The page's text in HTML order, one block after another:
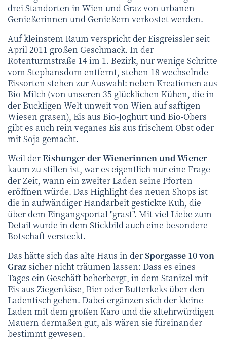
drei Standorten in Wien und Graz von urbanen
Genießerinnen und Genießern verkostet werden.
Auf kleinstem Raum verspricht der Eisgreissler seit
April 2011 großen Geschmack. In der
Rotenturmstraße 14 im 1. Bezirk, nur wenige Schritte
vom Stephansdom entfernt, stehen 18 wechselnde
Eissorten stehen zur Auswahl: neben Kreationen aus
Bio-Milch (von unseren 35 glücklichen Kühen, die in
der Buckligen Welt unweit von Wien auf saftigen
Wiesen grasen), Eis aus Bio-Joghurt und Bio-Obers
gibt es auch rein veganes Eis aus frischem Obst oder
mit Soja gemacht.
Weil derEishunger der Wienerinnen und Wiener
kaum zu stillen ist, war es eigentlich nur eine Frage
der Zeit, wann ein zweiter Laden seine Pforten
eröffnen würde. Das Highlight des neuen Shops ist
die in aufwändiger Handarbeit gestickte Kuh, die
über dem Eingangsportal "grast". Mit viel Liebe zum
Detail wurde in dem Stickbild auch eine besondere
Botschaft versteckt.
Das hätte sich das alte Haus in derSporgasse 10 von
Grazsicher nicht träumen lassen: Dass es eines
Tages ein Geschäft beherbergt, in dem Stanizel mit
Eis aus Ziegenkäse, Bier oder Butterkeks über den
Ladentisch gehen. Dabei ergänzen sich der kleine
Laden mit dem großen Karo und die altehrwürdigen
Mauern dermaßen gut, als wären sie füreinander
bestimmt gewesen.